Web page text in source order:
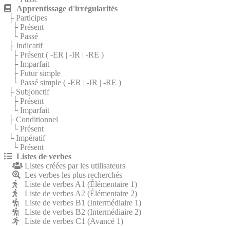
Apprentissage d'irrégularités
├ Participes
├ Présent
└ Passé
├ Indicatif
├ Présent ( -ER | -IR | -RE )
├ Imparfait
├ Futur simple
└ Passé simple ( -ER | -IR | -RE )
├ Subjonctif
├ Présent
└ Imparfait
├ Conditionnel
└ Présent
└ Impératif
└ Présent
Listes de verbes
Listes créées par les utilisateurs
Les verbes les plus recherchés
Liste de verbes A1 (Élémentaire 1)
Liste de verbes A2 (Élémentaire 2)
Liste de verbes B1 (Intermédiaire 1)
Liste de verbes B2 (Intermédiaire 2)
Liste de verbes C1 (Avancé 1)